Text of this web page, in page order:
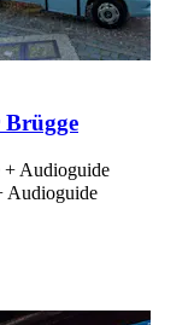
Brügge
+ Audioguide
Audioguide